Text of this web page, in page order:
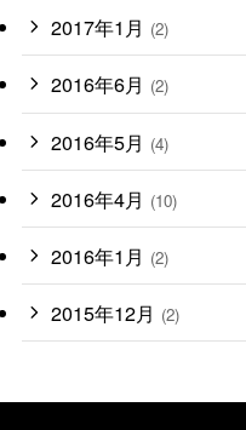
2017年1月 (2)
2016年6月 (2)
2016年5月 (4)
2016年4月 (10)
2016年1月 (2)
2015年12月 (2)